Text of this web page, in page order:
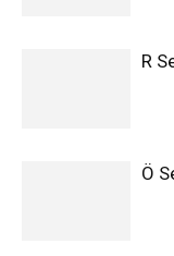
R
Ö